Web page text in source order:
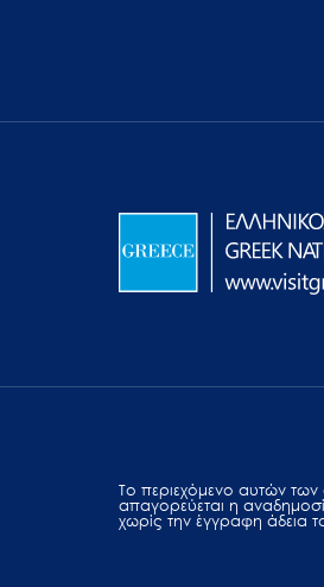
Το περιεχόμενο αυτών των
απαγορεύεται η
χωρίς την έγγραφη άδεια